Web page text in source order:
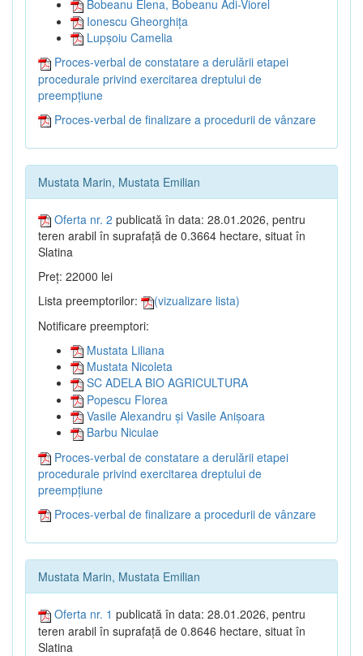
Bobeanu Elena, Bobeanu Adi-Viorel
Ionescu Gheorghița
Lupșoiu Camelia
Proces-verbal de constatare a derulării etapei
procedurale privind exercitarea dreptului de
preempțiune
Proces-verbal de finalizare a procedurii de vânzare
Mustata Marin, Mustata Emilian
Oferta nr. 2 publicată în data: 28.01.2026, pentru
teren arabil în suprafață de 0.3664 hectare, situat în
Slatina
Preț: 22000 lei
Lista preemptorilor:
(vizualizare lista)
Notificare preemptori:
Mustata Liliana
Mustata Nicoleta
SC ADELA BIO AGRICULTURA
Popescu Florea
Vasile Alexandru și Vasile Anișoara
Barbu Niculae
Proces-verbal de constatare a derulării etapei
procedurale privind exercitarea dreptului de
preempțiune
Proces-verbal de finalizare a procedurii de vânzare
Mustata Marin, Mustata Emilian
Oferta nr. 1 publicată în data: 28.01.2026, pentru
teren arabil în suprafață de 0.8646 hectare, situat în
Slatina